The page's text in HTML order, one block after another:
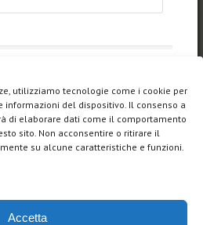
utilizziamo tecnologie come i cookie per
del dispositivo. Il consenso a
di elaborare dati come il comportamento
sito. Non acconsentire o ritirare il
su alcune caratteristiche e funzioni.
Accetta
Brandes
NON OSA VOLARE”, serata